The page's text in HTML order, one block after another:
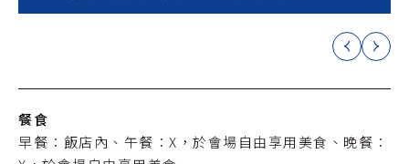
餐食
早餐：飯店內、午餐：X，於會場自由享用美食、晚餐：